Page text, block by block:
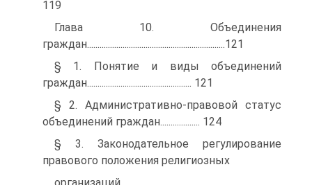
119
Глава 10. Объединения
граждан..................................................................121
§ 1. Понятие и виды объединений
граждан.................................................. 121
§ 2. Административно-правовой статус
объединений граждан................... 124
§ 3. Законодательное регулирование
правового положения религиозных